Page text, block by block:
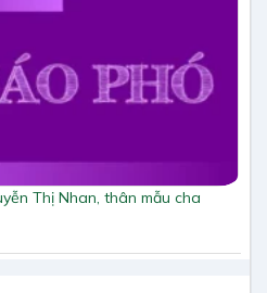
Thị Nhan, thân mẫu cha